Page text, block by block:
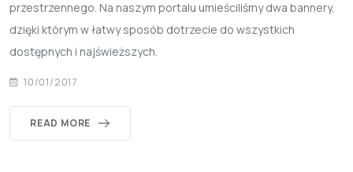
przestrzennego. Na naszym portalu umieściliśmy dwa bannery,
dzięki którym w łatwy sposób dotrzecie do wszystkich
dostępnych i najświeższych.
10/01/2017
READ MORE